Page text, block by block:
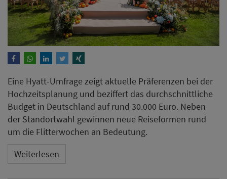
Eine Hyatt-Umfrage zeigt aktuelle Präferenzen bei der
Hochzeitsplanung und beziffert das durchschnittliche
Budget in Deutschland auf rund 30.000 Euro. Neben
der Standortwahl gewinnen neue Reiseformen rund
um die Flitterwochen an Bedeutung.
Weiterlesen